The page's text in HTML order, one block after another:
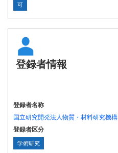
可
登録者情報
登録者名称
国立研究開発法人物質・材料研究機構
登録者区分
学術研究